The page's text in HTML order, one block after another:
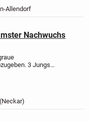
Allendorf
Nachwuchs
3 Jungs